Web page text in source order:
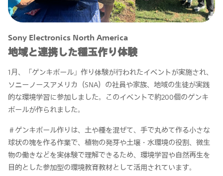
Sony Electronics North America
地域と連携した種玉作り体験
1月、「ゲンキボール」作り体験が行われたイベントが実施され、
ソニーノースアメリカ（SNA）の社員や家族、地域の生徒が実践
的な環境学習に参加しました。このイベントで約200個のゲンキ
ボールが作られました。
＃ゲンキボール作りは、土や種を混ぜて、手で丸めて作る小さな
球状の塊を作る作業で、植物の発芽や土壌・水環境の役割、微生
物の働きなどを実体験で理解できるため、環境学習や自然再生を
目的とした参加型の環境教育教材として活用されています。